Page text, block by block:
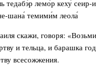
тедабэ́р лемо́р кеху́ сеир-
шана́ темими́м леола́
скажи, говоря:
и тельца, и барашка
всесожжения.